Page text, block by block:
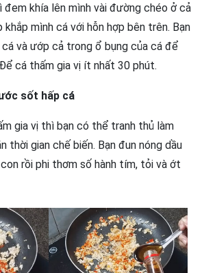
đem khía lên mình vài đường chéo ở cả
khắp mình cá với hỗn hợp bên trên. Bạn
cá và ướp cả trong ổ bụng của cá để
cá thấm gia vị ít nhất 30 phút.
sốt hấp cá
gia vị thì bạn có thể tranh thủ làm
thời gian chế biến. Bạn đun nóng dầu
rồi phi thơm số hành tím, tỏi và ớt